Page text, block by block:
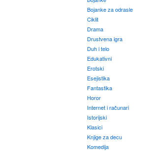
Bojanke za odrasle
Ciklit
Drama
Drustvena igra
Duh i telo
Edukativni
Erotski
Esejistika
Fantastika
Horor
Internet i računari
Istorijski
Klasici
Knjige za decu
Komedija